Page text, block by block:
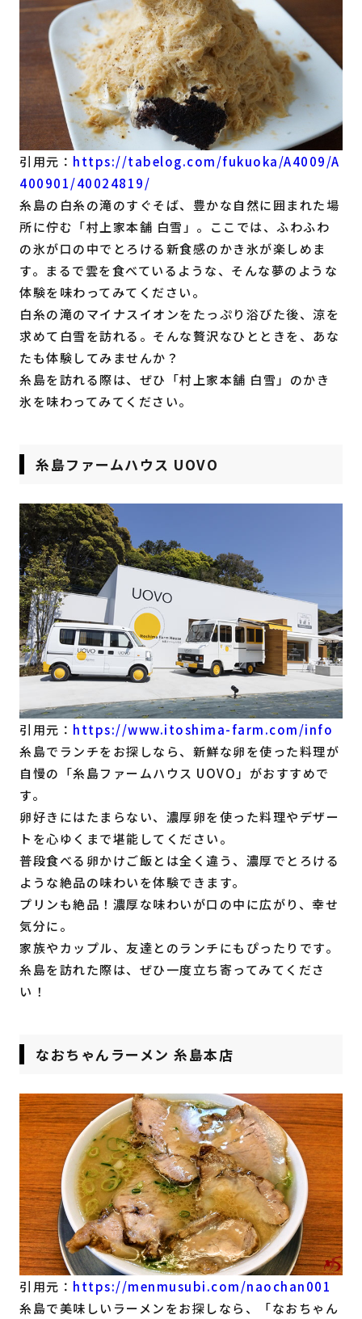
引用元： https://tabelog.com/fukuoka/A4009/A
400901/40024819/
糸島の白糸の滝のすぐそば、豊かな自然に囲まれた場
所に佇む「村上家本舗 白雪」。ここでは、ふわふわ
の氷が口の中でとろける新食感のかき氷が楽しめま
す。まるで雲を食べているような、そんな夢のような
体験を味わってみてください。
白糸の滝のマイナスイオンをたっぷり浴びた後、涼を
求めて白雪を訪れる。そんな贅沢なひとときを、あな
たも体験してみませんか？
糸島を訪れる際は、ぜひ「村上家本舗 白雪」のかき
氷を味わってみてください。
糸島ファームハウス UOVO
引用元： https://www.itoshima-farm.com/info
糸島でランチをお探しなら、新鮮な卵を使った料理が
自慢の「糸島ファームハウス UOVO」がおすすめで
す。
卵好きにはたまらない、濃厚卵を使った料理やデザー
トを心ゆくまで堪能してください。
普段食べる卵かけご飯とは全く違う、濃厚でとろける
ような絶品の味わいを体験できます。
プリンも絶品！濃厚な味わいが口の中に広がり、幸せ
気分に。
家族やカップル、友達とのランチにもぴったりです。
糸島を訪れた際は、ぜひ一度立ち寄ってみてくださ
い！
なおちゃんラーメン 糸島本店
引用元： https://menmusubi.com/naochan001
糸島で美味しいラーメンをお探しなら、「なおちゃん